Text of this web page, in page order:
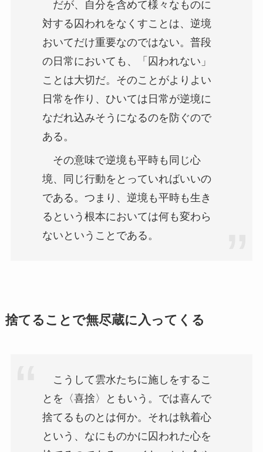
だが、自分を含めて様々なものに
対する囚われをなくすことは、逆境
おいてだけ重要なのではない。普段
の日常においても、「囚われない」
ことは大切だ。そのことがよりよい
日常を作り、ひいては日常が逆境に
なだれ込みそうになるのを防ぐので
ある。
その意味で逆境も平時も同じ心
境、同じ行動をとっていればいいの
である。つまり、逆境も平時も生き
るという根本においては何も変わら
ないということである。
捨てることで無尽蔵に入ってくる
こうして雲水たちに施しをするこ
とを〈喜捨〉ともいう。では喜んで
捨てるものとは何か。それは執着心
という、なにものかに囚われた心を